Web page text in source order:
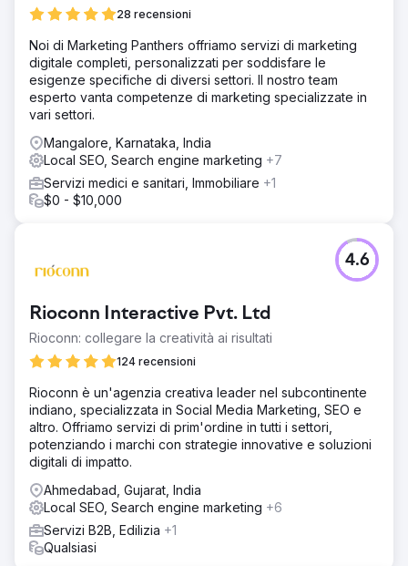
28 recensioni
Noi di Marketing Panthers offriamo servizi di marketing
digitale completi, personalizzati per soddisfare le
esigenze specifiche di diversi settori. Il nostro team
esperto vanta competenze di marketing specializzate in
vari settori.
Mangalore, Karnataka, India
Local SEO, Search engine marketing +7
Servizi medici e sanitari, Immobiliare +1
$0 - $10,000
Rioconn Interactive Pvt. Ltd
Rioconn: collegare la creatività ai risultati
124 recensioni
4.6
Rioconn è un'agenzia creativa leader nel subcontinente
indiano, specializzata in Social Media Marketing, SEO e
altro. Offriamo servizi di prim'ordine in tutti i settori,
potenziando i marchi con strategie innovative e soluzioni
digitali di impatto.
Ahmedabad, Gujarat, India
Local SEO, Search engine marketing +6
Servizi B2B, Edilizia +1
Qualsiasi